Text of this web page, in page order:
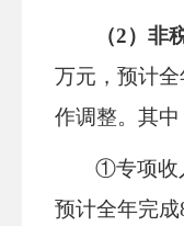
（2）非
万元，预计
作调整。其中
①专项收
预计全年完